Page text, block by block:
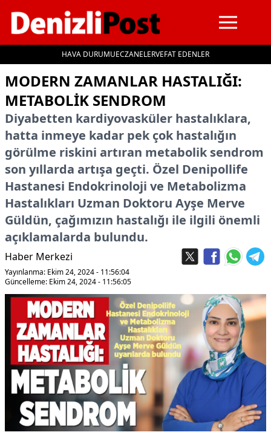
HAVA DURUMUECZANELERVEFAT EDENLER
MODERN ZAMANLAR HASTALIĞI:
METABOLİK SENDROM
Diyabetten kardiyovasküler hastalıklara,
hatta inmeye kadar pek çok hastalığın
görülme riskini artıran metabolik sendrom
son yıllarda artışa geçti. Özel Denipollife
Hastanesi Endokrinoloji ve Metabolizma
Hastalıkları Uzman Doktoru Ayşe Merve
Güldün, çağımızın hastalığı ile ilgili önemli
açıklamalarda bulundu.
Haber Merkezi
Yayınlanma: Ekim 24, 2024 - 11:56:04
Güncelleme: Ekim 24, 2024 - 11:56:05